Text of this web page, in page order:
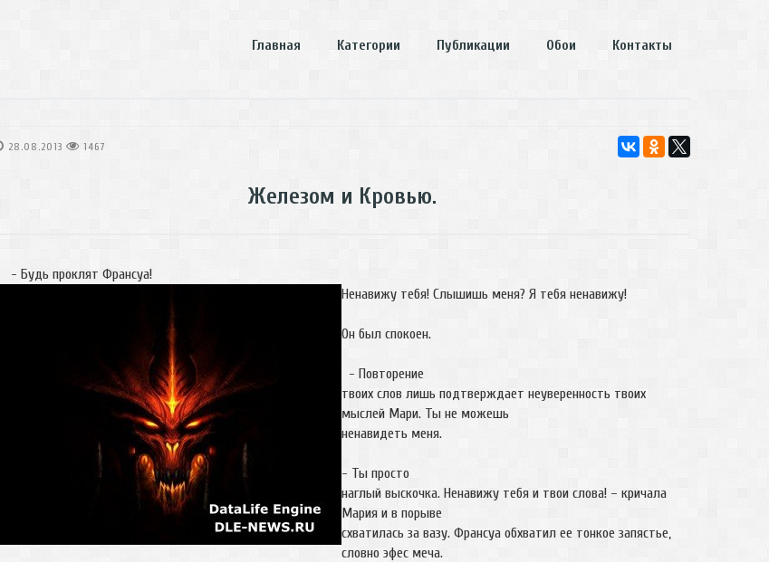
Главная Категории Публикации Обои Контакты
28.08.2013 1467
Железом и Кровью.
- Будь проклят Франсуа!
Ненавижу тебя! Слышишь меня? Я тебя ненавижу!
Он был спокоен.
- Повторение
твоих слов лишь подтверждает неуверенность твоих
мыслей Мари. Ты не можешь
ненавидеть меня.
- Ты просто
наглый выскочка. Ненавижу тебя и твои слова! – кричала
Мария и в порыве
схватилась за вазу. Франсуа обхватил ее тонкое запястье,
словно эфес меча.